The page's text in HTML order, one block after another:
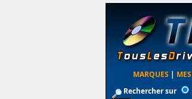
MARQUES |
Rechercher sur